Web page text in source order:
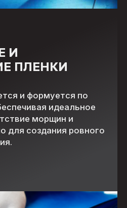
И
ПЛЕНКИ
и формуется по
идеальное
морщин и
для создания ровного